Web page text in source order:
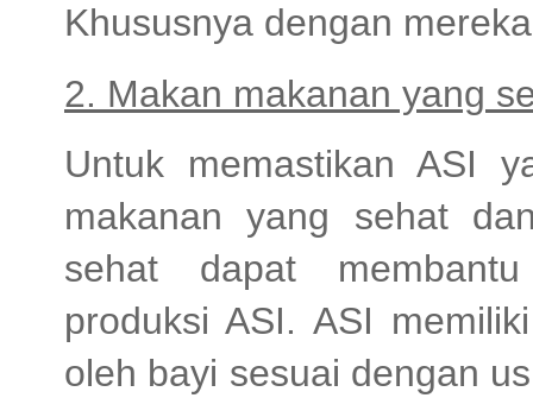
Khususnya dengan
2. Makan makanan yang
Untuk memastikan ASI
makanan yang sehat
sehat dapat
produksi ASI. ASI
oleh bayi sesuai dengan